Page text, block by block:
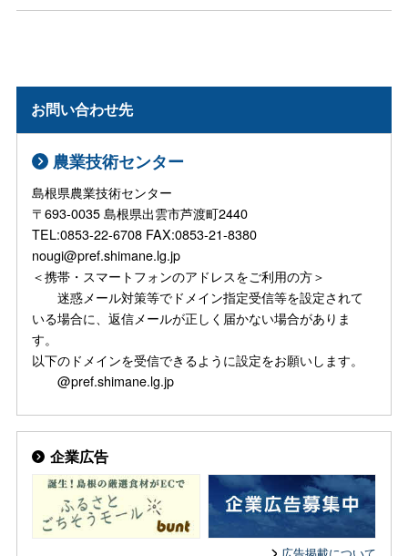
お問い合わせ先
農業技術センター
島根県農業技術センター
〒693-0035 島根県出雲市芦渡町2440
TEL:0853-22-6708 FAX:0853-21-8380
nougi@pref.shimane.lg.jp
＜携帯・スマートフォンのアドレスをご利用の方＞
迷惑メール対策等でドメイン指定受信等を設定されて
いる場合に、返信メールが正しく届かない場合がありま
す。
以下のドメインを受信できるように設定をお願いします。
@pref.shimane.lg.jp
企業広告